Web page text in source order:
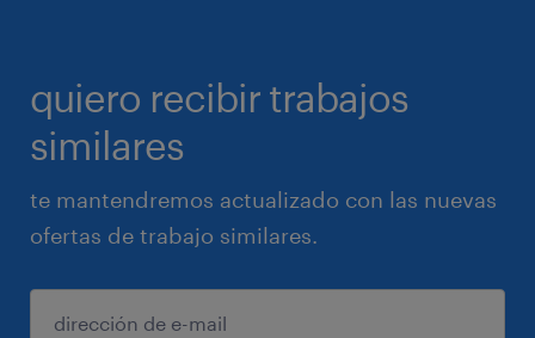
quiero recibir trabajos
similares
te mantendremos actualizado con las nuevas
ofertas de trabajo similares.